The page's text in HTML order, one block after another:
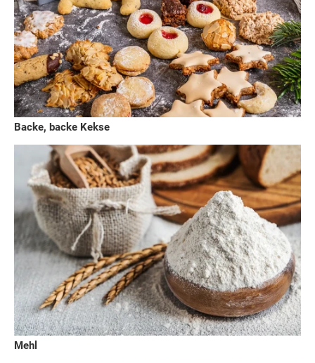
Backe, backe Kekse
Mehl